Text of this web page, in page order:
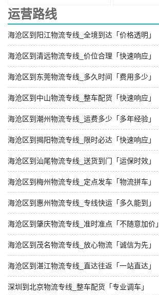
运营路线
海沧区到阳江物流专线_全境到达「价格透明」
海沧区到清远物流专线_价位合理「快速响应」
海沧区到东莞物流专线_多久时间「费用多少」
海沧区到中山物流专线_整车配货「快速响应」
海沧区到潮州物流专线_运费多少「多年经验」
海沧区到揭阳物流专线_限时必达「快速响应」
海沧区到汕尾物流专线_送货到门「运保时效」
海沧区到梅州物流专线_定点发车「物流拼车」
海沧区到惠州物流专线_专线快运「多久能到」
海沧区到肇庆物流专线_准时准点「不随意加价」
海沧区到茂名物流专线_放心物流「诚信为先」
海沧区到湛江物流专线_直达往返「一站直达」
深圳到北京物流专线_整车配货「专业调车」